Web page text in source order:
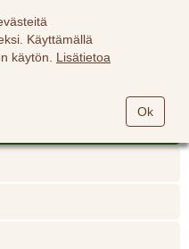
Käyttämällä
käytön. Lisätietoa
Ok